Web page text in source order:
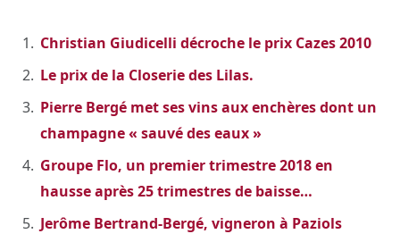
Christian Giudicelli décroche le prix Cazes 2010
Le prix de la Closerie des Lilas.
Pierre Bergé met ses vins aux enchères dont un
champagne « sauvé des eaux »
Groupe Flo, un premier trimestre 2018 en
hausse après 25 trimestres de baisse…
Jerôme Bertrand-Bergé, vigneron à Paziols